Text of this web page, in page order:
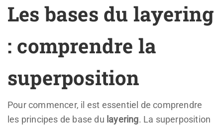
Les bases du layering
: comprendre la
superposition
Pour commencer, il est essentiel de comprendre
les principes de base du layering. La superposition